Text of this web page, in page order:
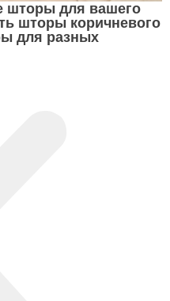
шторы для вашего
шторы коричневого
для разных